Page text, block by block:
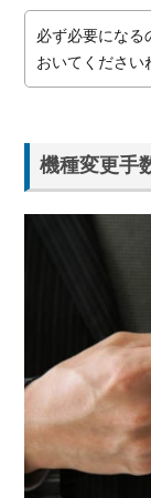
感じ
た人
には
LINE
モバ
イル
がお
モバ
イル
なら
500
ら使
必ず必要になる
おいてください
機種変更手